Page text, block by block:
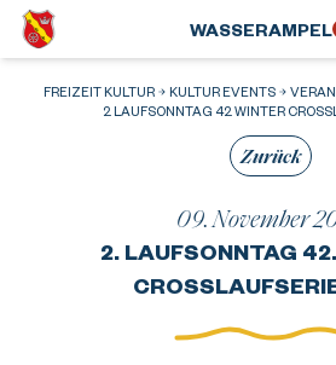
WASSER­AMPEL
Zurück
FREIZEIT KULTUR KULTUR EVENTS
2 LAUFSONNTAG 42 WINTER
09. November
2. LAUFSONNTAG